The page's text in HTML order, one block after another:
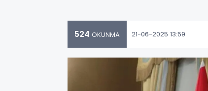
524 OKUNMA 21-06-2025 13:59